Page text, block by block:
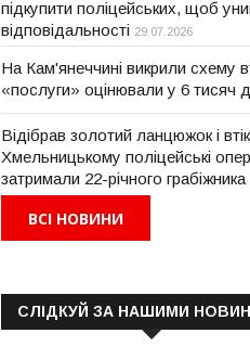
підкупити поліцейських, щоб
відповідальності 29.07.2026
На Кам'янеччині викрили схему
«послуги» оцінювали у 6 тисяч
Відібрав золотий ланцюжок і
Хмельницькому поліцейські
затримали 22-річного грабіжника
ВСІ НОВИНИ
СЛІДКУЙ ЗА НАШИМИ